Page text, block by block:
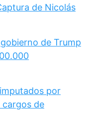
de Nicolás
de Trump
por
cargos de